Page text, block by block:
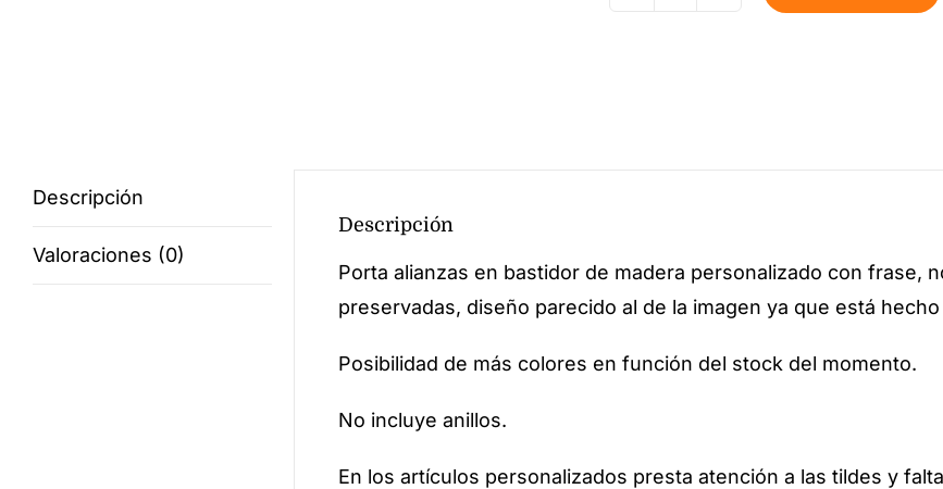
Descripción
Valoraciones (0)
Descripción
Porta alianzas en bastidor de madera personalizado con frase,
preservadas, diseño parecido al de la imagen ya que está hecho
Posibilidad de más colores en función del stock del momento.
No incluye anillos.
En los artículos personalizados presta atención a las tildes y